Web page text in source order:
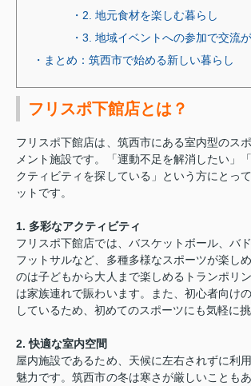
・2. 地元食材を楽しむ暮らし
・3. 地域イベントへの参加で交流
・まとめ：筑西市で始める新しい暮らし
フリスポ下館店とは？
フリスポ下館店は、筑西市にある室内型のス
メント施設です。「運動不足を解消したい」
クティビティを探している」という方にとっ
ットです。
1. 多彩なアクティビティ
フリスポ下館店では、バスケットボール、バ
フットサルなど、多種多様なスポーツが楽し
のは子どもから大人まで楽しめるトランポリ
は家族連れで賑わいます。また、初心者向け
しているため、初めてのスポーツにも気軽に挑
2. 快適な室内空間
屋内施設であるため、天候に左右されずに利
魅力です。筑西市の冬は寒さが厳しいことも